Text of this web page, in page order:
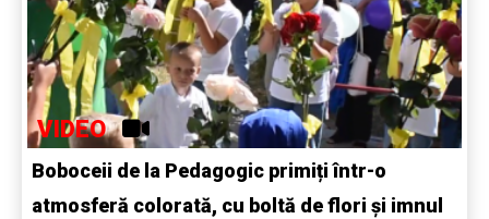
VIDEO
Boboceii de la Pedagogic primiți într-o
atmosferă colorată, cu boltă de flori și imnul